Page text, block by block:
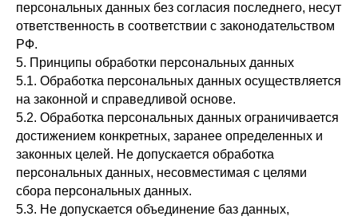
персональных данных без согласия последнего, несут
ответственность в соответствии с законодательством
РФ.
5. Принципы обработки персональных данных
5.1. Обработка персональных данных осуществляется
на законной и справедливой основе.
5.2. Обработка персональных данных ограничивается
достижением конкретных, заранее определенных и
законных целей. Не допускается обработка
персональных данных, несовместимая с целями
сбора персональных данных.
5.3. Не допускается объединение баз данных,